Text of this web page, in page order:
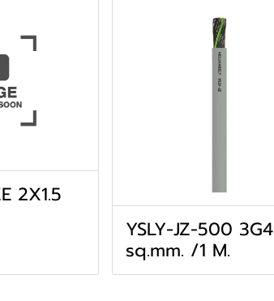
2X1.5
YSLY-JZ-500 3G4
sq.mm. /1 M.